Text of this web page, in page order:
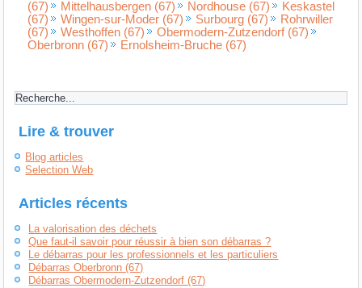
(67)
Mittelhausbergen (67) Nordhouse (67)
Keskastel
(67)
Wingen-sur-Moder (67) Surbourg (67)
Rohrwiller
(67)
Westhoffen (67)
Obermodern-Zutzendorf (67)
Oberbronn (67)
Ernolsheim-Bruche (67)
Lire & trouver
Blog articles
Selection Web
Articles récents
La valorisation des déchets
Que faut-il savoir pour réussir à bien son débarras ?
Le débarras pour les professionnels et les particuliers
Débarras Oberbronn (67)
Débarras Obermodern-Zutzendorf (67)